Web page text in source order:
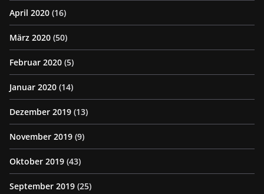
April 2020 (16)
März 2020 (50)
Februar 2020 (5)
Januar 2020 (14)
Dezember 2019 (13)
November 2019 (9)
Oktober 2019 (43)
September 2019 (25)